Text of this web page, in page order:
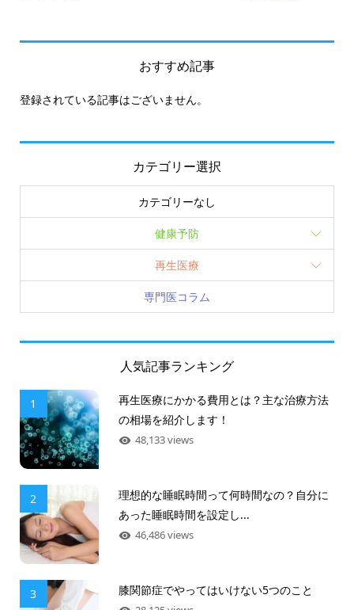
おすすめ記事
登録されている記事はございません。
カテゴリー選択
カテゴリーなし
健康予防
再生医療
専門医コラム
人気記事ランキング
1
再生医療にかかる費用とは？主な治療方法
の相場を紹介します！
48,133 views
2
理想的な睡眠時間って何時間なの？自分に
あった睡眠時間を設定し...
46,486 views
3 膝関節症でやってはいけない5つのこと